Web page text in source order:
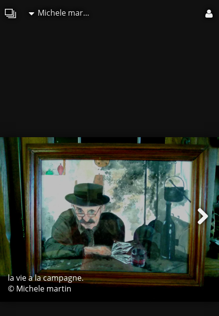
Michele martin
la vie a la campagne.
© Michele martin